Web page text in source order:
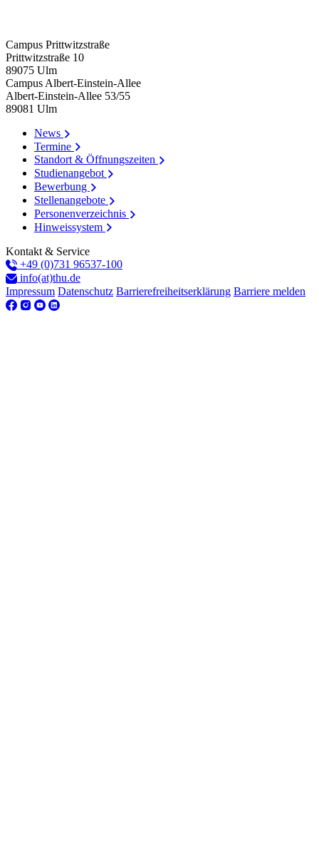
Campus Prittwitzstraße
Prittwitzstraße 10
89075 Ulm
Campus Albert-Einstein-Allee
Albert-Einstein-Allee 53/​55
89081 Ulm
News
Termine
Standort & Öffnungszeiten
Studienangebot
Bewerbung
Stellenangebote
Personenverzeichnis
Hinweissystem
Kontakt & Service
+49 (0)731 96537-100
info(at)thu.de
Impressum Datenschutz Barrierefreiheitserklärung Barriere melden